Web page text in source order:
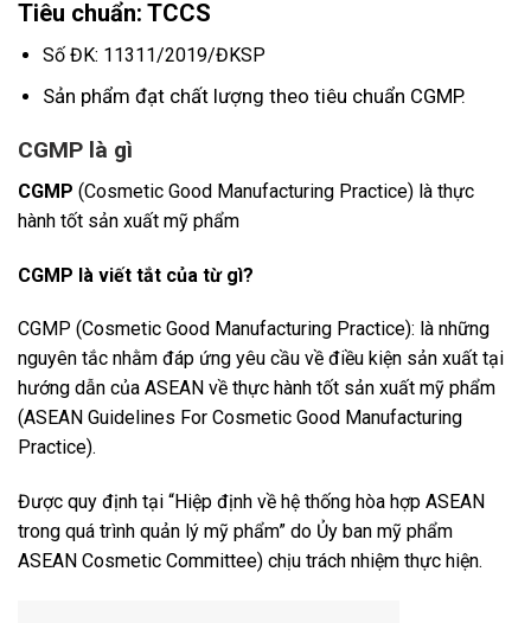
Tiêu chuẩn: TCCS
Số ĐK: 11311/2019/ĐKSP
Sản phẩm đạt chất lượng theo tiêu chuẩn CGMP.
CGMP là gì
CGMP (Cosmetic Good Manufacturing Practice) là thực
hành tốt sản xuất mỹ phẩm
CGMP là viết tắt của từ gì?
CGMP (Cosmetic Good Manufacturing Practice): là những
nguyên tắc nhằm đáp ứng yêu cầu về điều kiện sản xuất tại
hướng dẫn của ASEAN về thực hành tốt sản xuất mỹ phẩm
(ASEAN Guidelines For Cosmetic Good Manufacturing
Practice).
Được quy định tại “Hiệp định về hệ thống hòa hợp ASEAN
trong quá trình quản lý mỹ phẩm” do Ủy ban mỹ phẩm
ASEAN Cosmetic Committee) chịu trách nhiệm thực hiện.